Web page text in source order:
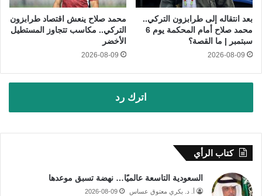
بعد انتقاله إلى طرابزون التركي..
محمد صلاح أمام المحكمة يوم 6
سبتمبر | ما القصة؟
2026-08-09
محمد صلاح ينعش اقتصاد طرابزون
التركي.. مكاسب تتجاوز المستطيل
الأخضر
2026-08-09
اترك رد
كتاب الرأي
السعودية التاسعة عالميًا… نهضة تسبق موعدها
أ. د. بكري معتوق عساس 2026-08-09